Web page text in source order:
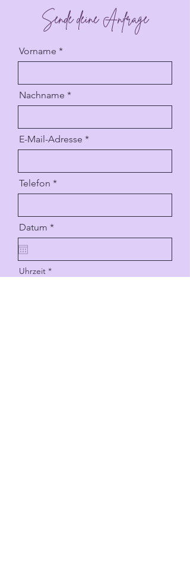
Sende deine Anfrage
Vorname
Nachname
E-Mail-Adresse
Telefon
Datum *r
e
i
r
Uhrzeit